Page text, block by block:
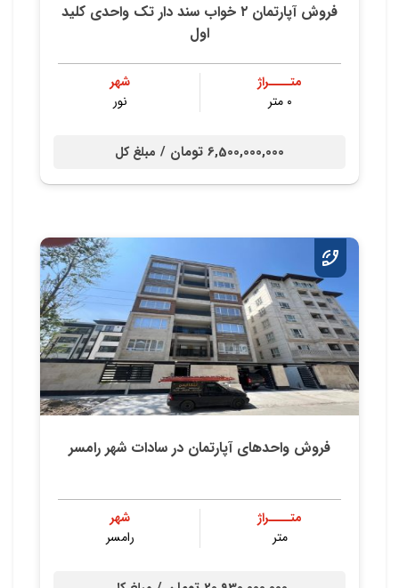
فروش آپارتمان ۲ خواب سند دار تک واحدی کلید
اول
متــــراژ
۰ متر
شهر
نور
6,500,000,000 تومان / مبلغ کل
فروش واحدهای آپارتمان در سادات شهر رامسر
متــــراژ
متر
شهر
رامسر